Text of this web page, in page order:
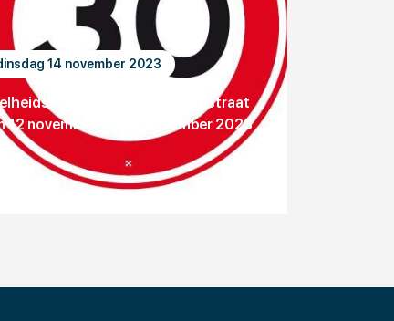
14 november 2023
Phileas Foggstraat
12 november t/m 12 december 2023